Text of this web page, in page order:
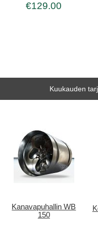
€129.00
Kuukauden
Kanavapuhallin WB
150